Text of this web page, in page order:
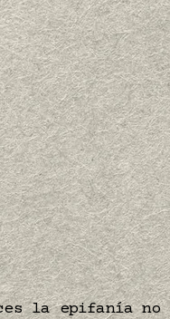
la epifanía no